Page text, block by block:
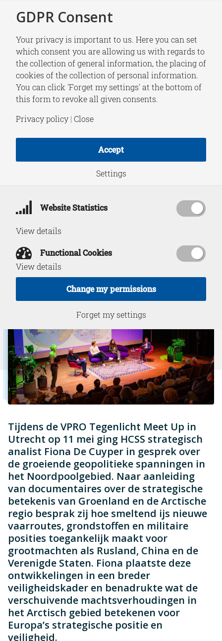
NEWS
VPRO Tegenlicht
Meet Up | Fiona De
Cuyper: ‘Koude
oorlog op de
Tijdens de VPRO Tegenlicht Meet Up in
Utrecht op 11 mei ging HCSS strategisch
analist Fiona De Cuyper in gesprek over
de groeiende geopolitieke spanningen in
het Noordpoolgebied. Naar aanleiding
van documentaires over de strategische
betekenis van Groenland en de Arctische
regio besprak zij hoe smeltend ijs nieuwe
vaarroutes, grondstoffen en militaire
posities toegankelijk maakt voor
grootmachten als Rusland, China en de
Verenigde Staten. Fiona plaatste deze
ontwikkelingen in een breder
veiligheidskader en benadrukte wat de
verschuivende machtsverhoudingen in
het Arctisch gebied betekenen voor
Europa’s strategische positie en
veiligheid.
GDPR Consent
Your privacy is important to us. Here you can set
which consent you are allowing us with regards to
the collection of general information, the placing of
cookies of the collection of personal information.
You can click 'Forget my settings' at the bottom of
this form to revoke all given consents.
Privacy policy | Close
Accept
Settings
Website Statistics
View details
Functional Cookies
View details
Change my permissions
Forget my settings